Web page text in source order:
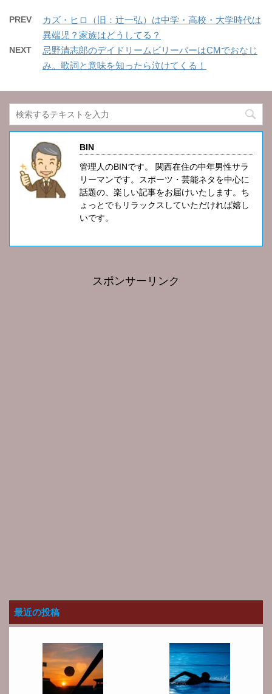
PREV
カズ・ヒロ（旧：辻一弘）は中学・高校・大学時代は
異端児？家族はどうしてる？
NEXT
忌野清志郎のデイドリームビリーバーはCMでおなじ
み。歌詞と意味を知ったら泣けてくる！
BIN
管理人のBINです。 関西在住の中年男性サラ
リーマンです。スポーツ・芸能ネタを中心に
話題の、楽しい記事をお届けいたします。ち
ょっとでもリラックスしていただければ嬉し
いです。
スポンサーリンク
最近の投稿